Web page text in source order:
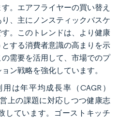
。エアフライヤーの買い替え
、主にノンスティックバスケ
。このトレンドは、より健康
する消費者意識の高まりを示
需要を活用して、市場でのプ
ン戦略を強化しています。
は年平均成長率（CAGR）
上の課題に対応しつつ健康志
しています。ゴーストキッチ